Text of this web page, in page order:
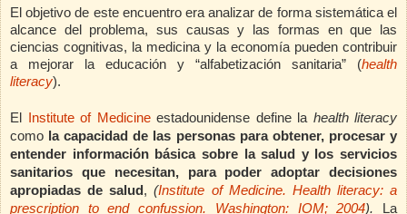
El objetivo de este encuentro era analizar de forma sistemática el
alcance del problema, sus causas y las formas en que las
ciencias cognitivas, la medicina y la economía pueden contribuir
a mejorar la educación y “alfabetización sanitaria” (health
literacy).
El Institute of Medicineestadounidense define la health literacy
como la capacidad de las personas para obtener, procesar y
entender información básica sobre la salud y los servicios
sanitarios que necesitan, para poder adoptar decisiones
apropiadas de salud ,(Institute of Medicine. Health literacy: a
prescription to end confussion. Washington: IOM; 2004).
La